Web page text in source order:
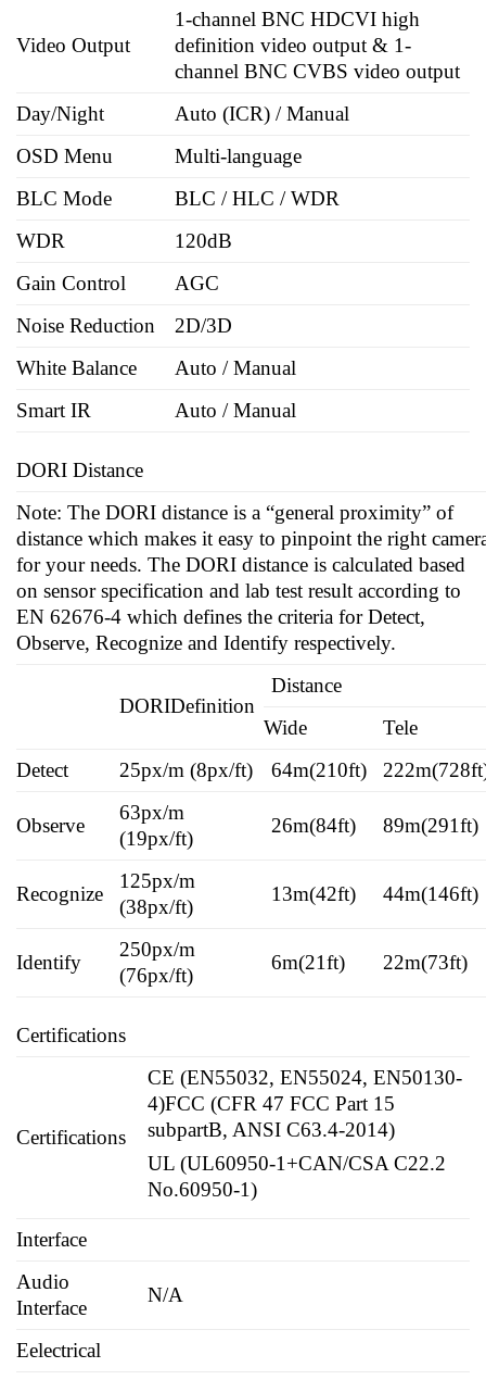
Video Output
1-channel BNC HDCVI high
definition video output & 1-
channel BNC CVBS video output
Day/Night
Auto (ICR) / Manual
OSD Menu
Multi-language
BLC Mode
BLC / HLC / WDR
WDR
120dB
Gain Control
AGC
Noise Reduction
2D/3D
White Balance
Auto / Manual
Smart IR
Auto / Manual
DORI Distance
Note: The DORI distance is a “general proximity” of
distance which makes it easy to pinpoint the right
for your needs. The DORI distance is calculated based
on sensor specification and lab test result according to
EN 62676-4 which defines the criteria for Detect,
Observe, Recognize and Identify respectively.
DORIDefinition
Distance
Wide
Tele
Detect
25px/m (8px/ft) 64m(210ft)
Observe
63px/m
(19px/ft)
26m(84ft) 89m(291ft)
Recognize
125px/m
(38px/ft)
13m(42ft) 44m(146ft)
Identify
250px/m
(76px/ft)
6m(21ft) 22m(73ft)
Certifications
Certifications
CE (EN55032, EN55024, EN50130-
4)FCC (CFR 47 FCC Part 15
subpartB, ANSI C63.4-2014)
UL (UL60950-1+CAN/CSA C22.2
No.60950-1)
Interface
Audio
Interface
N/A
Eelectrical